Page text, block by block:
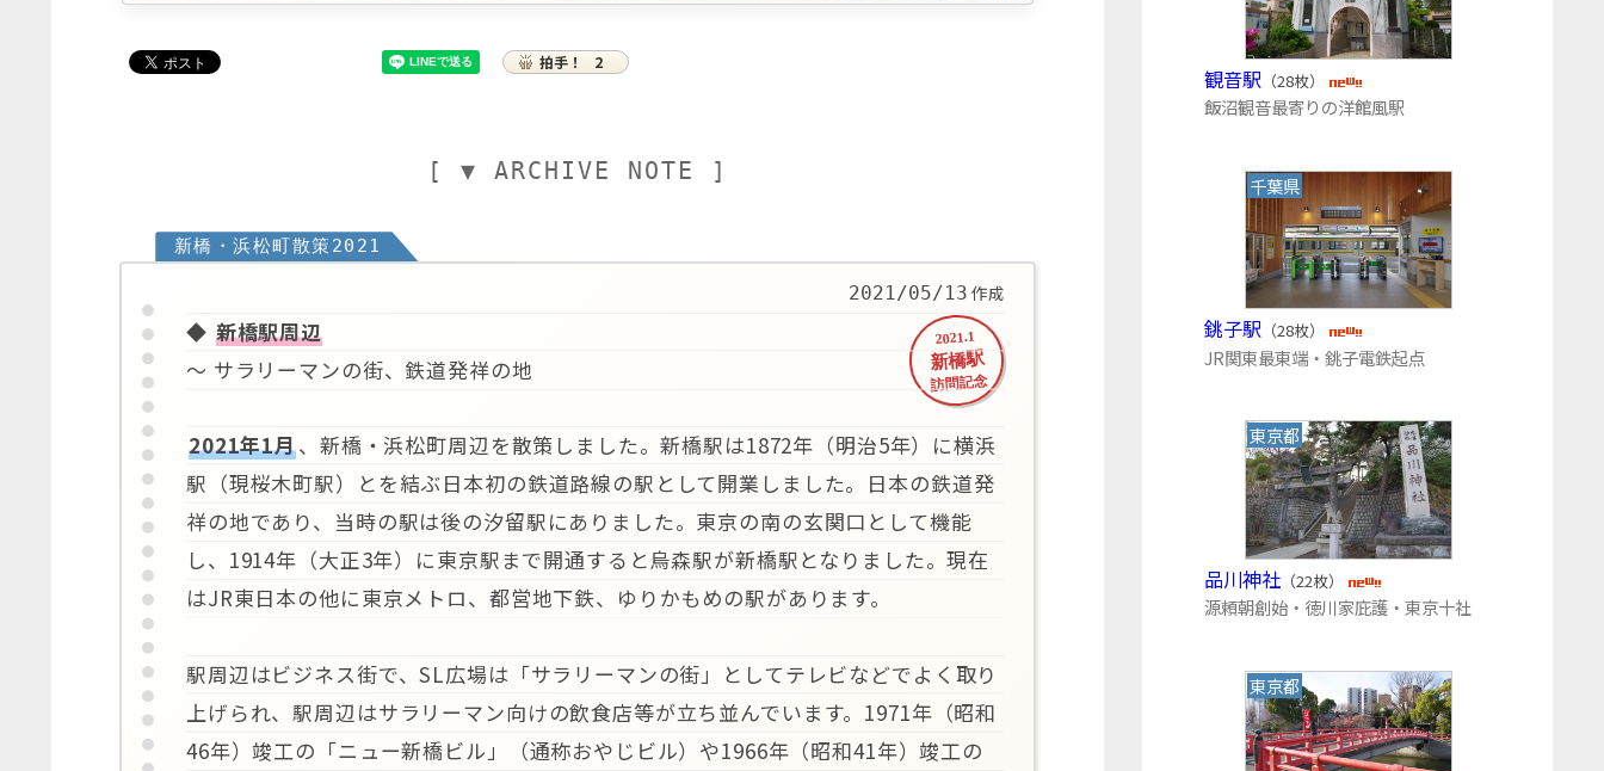
拍手！ 2
[ ▼ ARCHIVE NOTE ]
新橋・浜松町散策2021
2021.1
新橋駅
訪問記念
2021/05/13 作成
◆ 新橋駅周辺
～ サラリーマンの街、鉄道発祥の地
2021年1月、新橋・浜松町周辺を散策しました。新橋駅は1872年（明治5年）に横浜
駅（現桜木町駅）とを結ぶ日本初の鉄道路線の駅として開業しました。日本の鉄道発
祥の地であり、当時の駅は後の汐留駅にありました。東京の南の玄関口として機能
し、1914年（大正3年）に東京駅まで開通すると烏森駅が新橋駅となりました。現在
はJR東日本の他に東京メトロ、都営地下鉄、ゆりかもめの駅があります。
駅周辺はビジネス街で、SL広場は「サラリーマンの街」としてテレビなどでよく取り
上げられ、駅周辺はサラリーマン向けの飲食店等が立ち並んでいます。1971年（昭和
46年）竣工の「ニュー新橋ビル」（通称おやじビル）や1966年（昭和41年）竣工の
観音駅 （28枚）
飯沼観音最寄りの洋館風駅
千葉県
銚子駅（28枚）
JR関東最東端・銚子電鉄起点
東京都
品川神社（22枚）
源頼朝創始・徳川家庇護・東京十社
東京都